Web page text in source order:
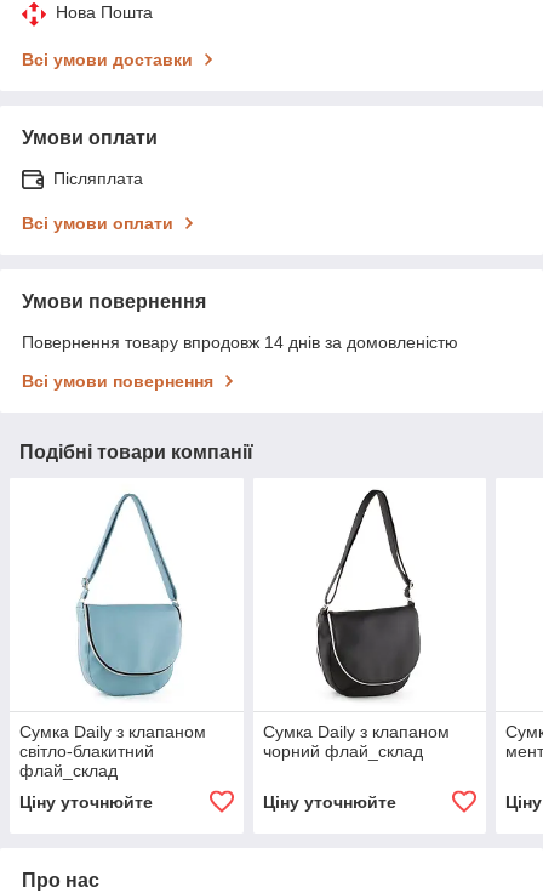
Нова Пошта
Всі умови доставки
Умови оплати
Післяплата
Всі умови оплати
Умови повернення
Повернення товару впродовж 14 днів за домовленістю
Всі умови повернення
Подібні товари компанії
Сумка Daily з клапаном
світло-блакитний
флай_склад
Ціну уточнюйте
Сумка Daily з клапаном
чорний флай_склад
Ціну уточнюйте
Про нас